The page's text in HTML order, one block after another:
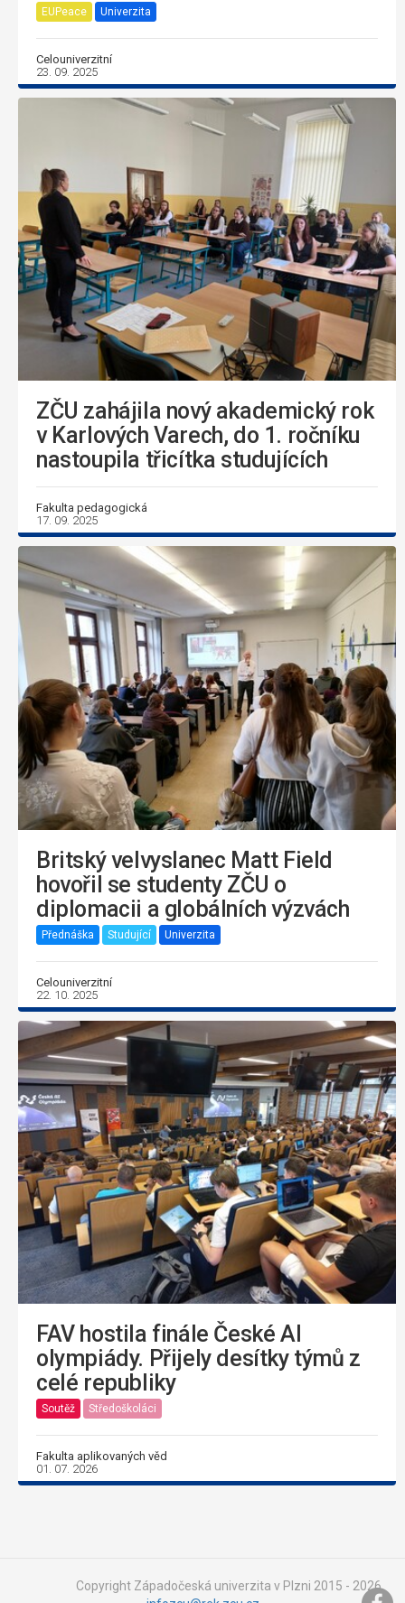
EUPeace Univerzita
Celouniverzitní
23. 09. 2025
ZČU zahájila nový akademický rok
v Karlových Varech, do 1. ročníku
nastoupila třicítka studujících
Fakulta pedagogická
17. 09. 2025
Britský velvyslanec Matt Field
hovořil se studenty ZČU o
diplomacii a globálních výzvách
Přednáška Studující Univerzita
Celouniverzitní
22. 10. 2025
FAV hostila finále České AI
olympiády. Přijely desítky týmů z
celé republiky
Soutěž Středoškoláci
Fakulta aplikovaných věd
01. 07. 2026
Copyright Západočeská univerzita v Plzni 2015 - 2026,